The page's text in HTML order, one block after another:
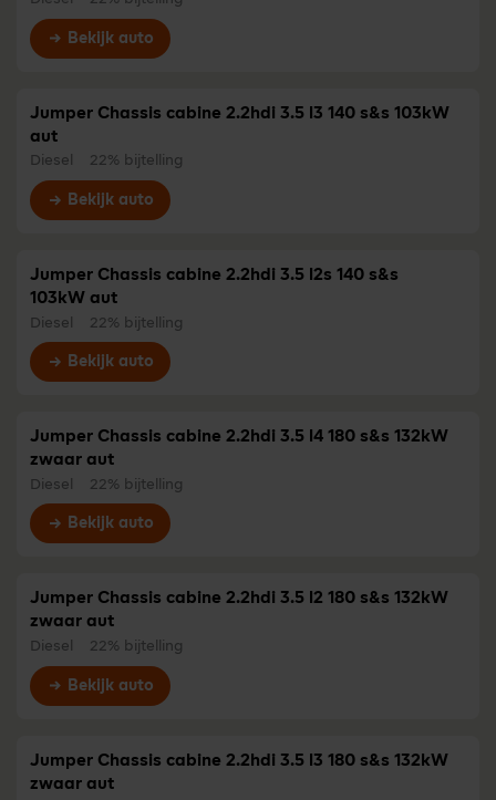
Bekijk auto
Jumper Chassis cabine 2.2hdi 3.5 l3 140 s&s 103kW
aut
Diesel 22% bijtelling
Bekijk auto
Jumper Chassis cabine 2.2hdi 3.5 l2s 140 s&s
103kW aut
Diesel 22% bijtelling
Bekijk auto
Jumper Chassis cabine 2.2hdi 3.5 l4 180 s&s 132kW
zwaar aut
Diesel 22% bijtelling
Bekijk auto
Jumper Chassis cabine 2.2hdi 3.5 l2 180 s&s 132kW
zwaar aut
Diesel 22% bijtelling
Bekijk auto
Jumper Chassis cabine 2.2hdi 3.5 l3 180 s&s 132kW
zwaar aut